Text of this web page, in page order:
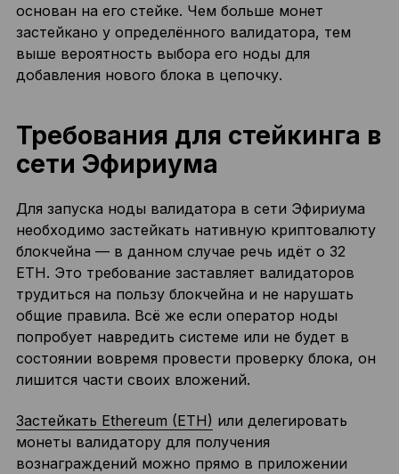
основан на его стейке. Чем больше монет
застейкано у определённого валидатора, тем
выше вероятность выбора его ноды для
добавления нового блока в цепочку.
Требования для стейкинга в
сети Эфириума
Для запуска ноды валидатора в сети Эфириума
необходимо застейкать нативную криптовалюту
блокчейна — в данном случае речь идёт о 32
ETH. Это требование заставляет валидаторов
трудиться на пользу блокчейна и не нарушать
общие правила. Всё же если оператор ноды
попробует навредить системе или не будет в
состоянии вовремя провести проверку блока, он
лишится части своих вложений.
Застейкать Ethereum (ETH) или делегировать
монеты валидатору для получения
вознаграждений можно прямо в приложении